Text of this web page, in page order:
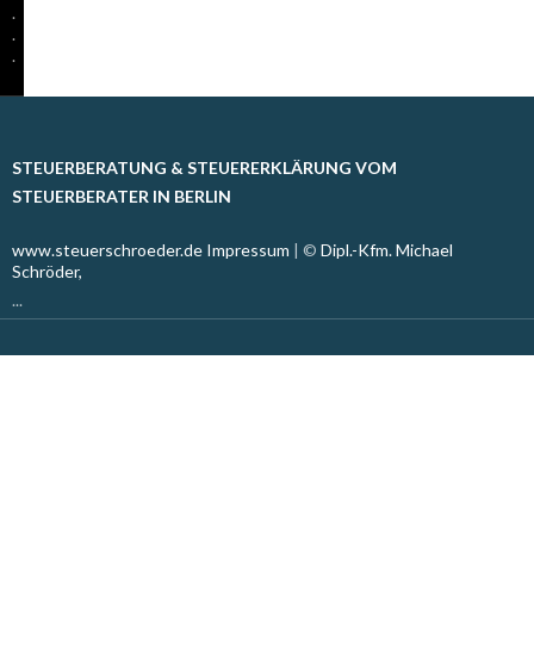
.
.
.
STEUERBERATUNG & STEUERERKLÄRUNG VOM
STEUERBERATER IN BERLIN
www.steuerschroeder.de Impressum | © Dipl.-Kfm. Michael
Schröder,
...